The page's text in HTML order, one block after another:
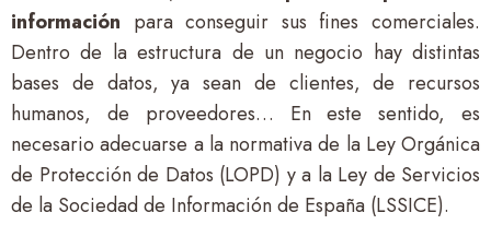
información para conseguir sus fines comerciales.
Dentro de la estructura de un negocio hay distintas
bases de datos, ya sean de clientes, de recursos
humanos, de proveedores… En este sentido, es
necesario adecuarse a la normativa de la Ley Orgánica
de Protección de Datos (LOPD) y a la Ley de Servicios
de la Sociedad de Información de España (LSSICE).